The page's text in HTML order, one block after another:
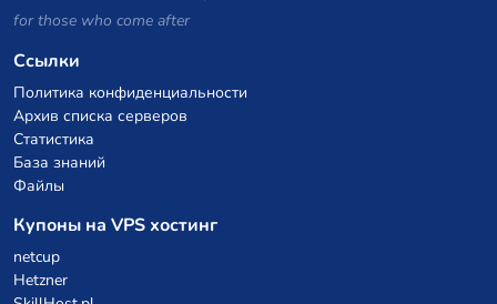
for those who come after
Ссылки
Политика конфиденциальности
Архив списка серверов
Статистика
База знаний
Файлы
Купоны на VPS хостинг
netcup
Hetzner